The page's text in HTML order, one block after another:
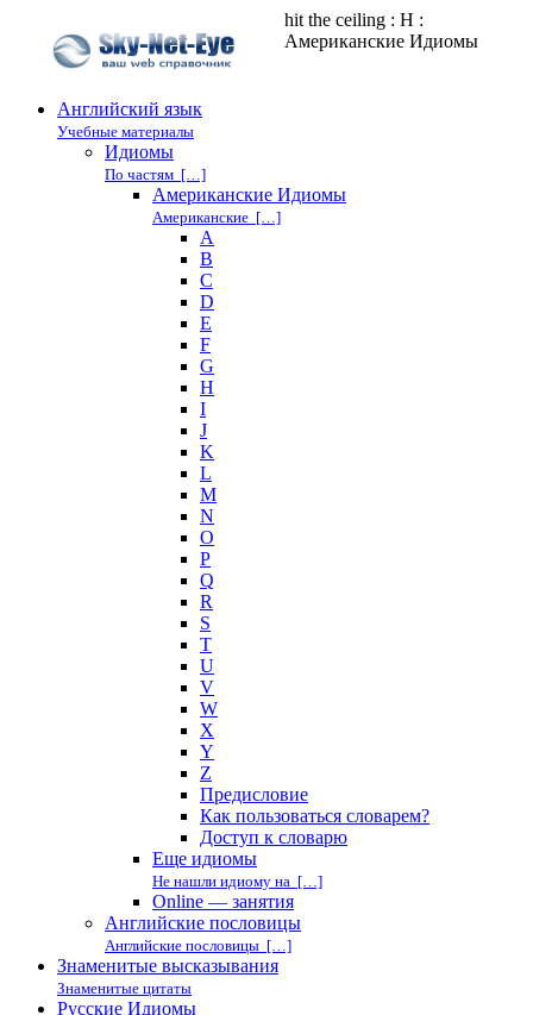
hit the ceiling : H :
Американские Идиомы
Английский язык
Учебные материалы
Идиомы
По частям […]
Американские Идиомы
Американские […]
A
B
C
D
E
F
G
H
I
J
K
L
M
N
O
P
Q
R
S
T
U
V
W
X
Y
Z
Предисловие
Как пользоваться словарем?
Доступ к словарю
Еще идиомы
Не нашли идиому на […]
Online — занятия
Английские пословицы
Английские пословицы […]
Знаменитые высказывания
Знаменитые цитаты
Русские Идиомы